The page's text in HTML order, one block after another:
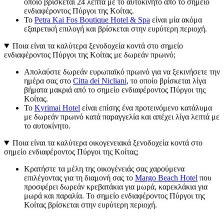
οποίο βρίσκεται 24 λεπτά με το αυτοκίνητο από το σημείο
ενδιαφέροντος Πύργοι της Κοίτας.
Το Petra Kai Fos Boutique Hotel & Spa είναι μία ακόμα
εξαιρετική επιλογή και βρίσκεται στην ευρύτερη περιοχή.
Ποια είναι τα καλύτερα ξενοδοχεία κοντά στο σημείο
ενδιαφέροντος Πύργοι της Κοίτας με δωρεάν πρωινό;
Απολαύστε δωρεάν ευρωπαϊκό πρωινό για να ξεκινήσετε την
ημέρα σας στο Citta dei Nicliani, το οποίο βρίσκεται λίγα
βήματα μακριά από το σημείο ενδιαφέροντος Πύργοι της
Κοίτας.
Το Kyrimai Hotel είναι επίσης ένα προτεινόμενο κατάλυμα
με δωρεάν πρωινό κατά παραγγελία και απέχει λίγα λεπτά με
το αυτοκίνητο.
Ποια είναι τα καλύτερα οικογενειακά ξενοδοχεία κοντά στο
σημείο ενδιαφέροντος Πύργοι της Κοίτας;
Κρατήστε τα μέλη της οικογένειάς σας χαρούμενα
επιλέγοντας για τη διαμονή σας το Margo Beach Hotel που
προσφέρει δωρεάν κρεβατάκια για μωρά, καρεκλάκια για
μωρά και παραλία. Το σημείο ενδιαφέροντος Πύργοι της
Κοίτας βρίσκεται στην ευρύτερη περιοχή.